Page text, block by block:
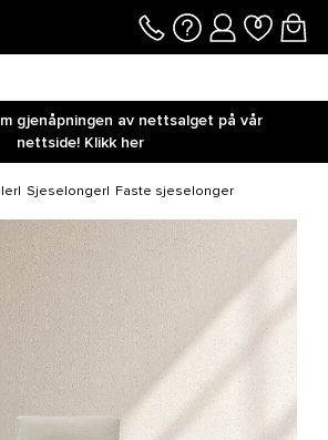
gjenåpningen av nettsalget på vår
nettside! Klikk her
Sjeselonger Faste sjeselonger